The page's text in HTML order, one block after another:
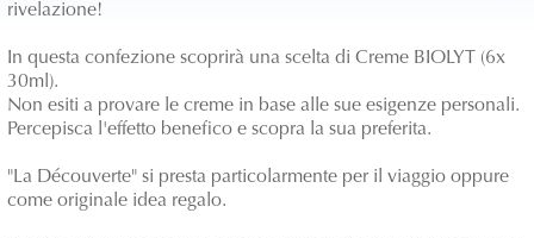
rivelazione!
In questa confezione scoprirà una scelta di Creme BIOLYT (6x
30ml).
Non esiti a provare le creme in base alle sue esigenze personali.
Percepisca l'effetto benefico e scopra la sua preferita.
"La Découverte" si presta particolarmente per il viaggio oppure
come originale idea regalo.